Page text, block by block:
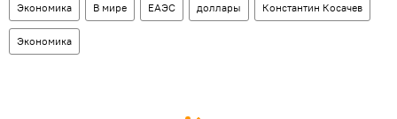
Экономика В мире ЕАЭС доллары Константин Косачев
Экономика